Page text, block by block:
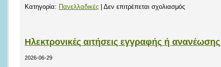
Κατηγορία: Πανελλαδικές Δεν επιτρέπεται σχολιασμόςστο
Ηλεκτρονικές αιτήσεις εγγραφής ή
2026-06-29